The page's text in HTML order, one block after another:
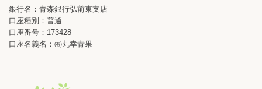
銀行名：青森銀行弘前東支店
口座種別：普通
口座番号：173428
口座名義名：㈲丸幸青果